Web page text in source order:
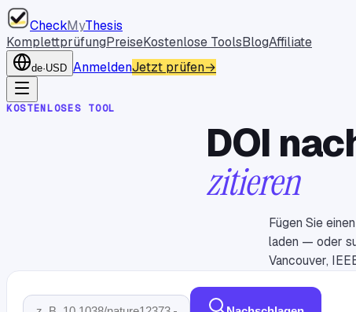
CheckMyThesis
KomplettprüfungPreiseKostenlose ToolsBlogAffiliate
de·USD AnmeldenJetzt prüfen→
KOSTENLOSES TOOL
DOI
zitieren
Fügen Sie
laden — oder
Vancouver,